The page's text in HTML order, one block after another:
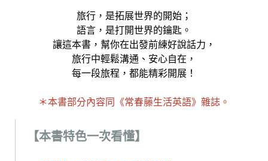
旅行，是拓展世界的開始；
語言，是打開世界的鑰匙。
讓這本書，幫你在出發前練好說話力，
旅行中輕鬆溝通、安心自在，
每一段旅程，都能精彩開展！
＊本書部分內容同《常春藤生活英語》雜誌。
【本書特色一次看懂】